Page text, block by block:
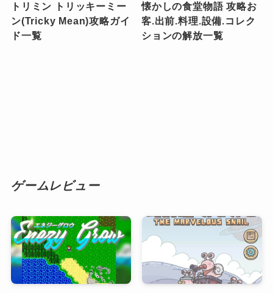
トリミン トリッキーミー
ン(Tricky Mean)攻略ガイ
ド一覧
懐かしの食堂物語 攻略お
客.出前.料理.設備.コレク
ションの解放一覧
ゲームレビュー